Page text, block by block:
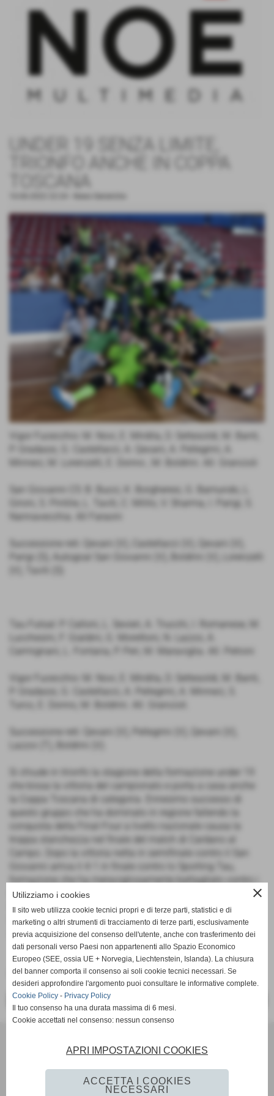
UNDER 19 SENZA LIMITE,
TRIONFO ANCHE IN COPPA
TOSCANA
Vigor Fucecchio: M. Novi, E. Mirdita, D. Settesoldi, M. Banti,
P. Gradassi, G. Castellacci, A. Qevani, A. Pellegrini, A.
Minneci, M. Lorenzelli, E. Donno , M. Boldrini. All. Grancioli
San Giovanni C5: B. Bucci, K. Borgheresi, G. Bamundo, L.
Gironi, S. Pintilie, L. Taviti, C. Milito, V. Sharma, I. Parigi, S.
Nannavecchia. All Faraoni
Successione reti: Qevani (V), Castellacci (V), Qevani (V),
Parigi (S), Autogoal San Giovanni (V), Boldrini (V), Lorenzelli
Tau Futsal: P. Calloni, L. Sevieri, A. Trucchi, I. Romanese, M.
Lucchesini, F. Gialdini, G. Morettoni, N. Lazzoi, A.
Carmignani, L. Fontana, P. Peri, M. Maraviglia. All. Petroni
Vigor Fucecchio: M. Novi, E. Mirdita, D. Settesoldi, M. Banti,
P. Gradassi, G. Castellacci, A. Pellegrini, A. Minneci, S.
Successione reti: Qevani (V), Pellegrini (V), Qevani (V),
Lazzoi (T), Boldrini (V).
Si chiude in trionfo la stagione della formazione under 19
che bissa la vittoria del campionato e porta a casa anche
la Coppa Toscana di categoria. Ennesimo successo di
questo gruppo che ha dominato in regione fallendo la
conquista della Final-Four a livello nazionale causa la
troppa stanchezza nel finale del match di Cardano al
Campo. Dopo la vittoria netta in semifinale contro il San
Giovanni arriva il 4-1 in finale contro lo Sporting Tau,
formazione che ha meravigliosamente battagliato contro i
nostri ragazzi per tutta l'annata. Grande soddisfazione per
tutto il gruppo di mister Grancioli che ha dato tutto fino in
fondo, dimostrando di essere veramente una grande
squadra. Adesso per tutti un po' di meritato riposo!
Fonte:Ufficio stampa Vigor Fucecchio
<< PRECEDENTE
Via Martiri del Padule 8 - Fucecchio (Firenze)
close
Utilizziamo i cookies
Il sito web utilizza cookie tecnici propri e di terze parti, statistici e di
marketing o altri strumenti di tracciamento di terze parti, esclusivamente
previa acquisizione del consenso dell'utente, anche con trasferimento dei
dati personali verso Paesi non appartenenti allo Spazio Economico
Europeo (SEE, ossia UE + Norvegia, Liechtenstein, Islanda). La chiusura
del banner comporta il consenso ai soli cookie tecnici necessari. Se
desideri approfondire l'argomento puoi consultare le informative complete.
Cookie Policy - Privacy Policy
Il tuo consenso ha una durata massima di 6 mesi.
Cookie accettati nel consenso: nessun consenso
APRI IMPOSTAZIONI COOKIES
ACCETTA I COOKIES
NECESSARI